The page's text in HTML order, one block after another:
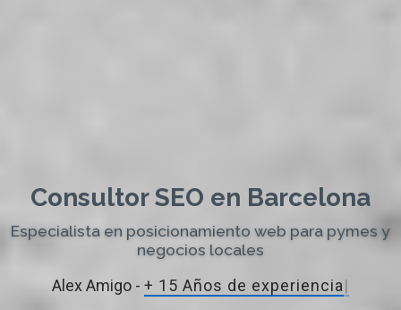
Consultor SEO en Barcelona
Especialista en posicionamiento web para pymes y
negocios locales
Alex Amigo - + 15 Años de exper|